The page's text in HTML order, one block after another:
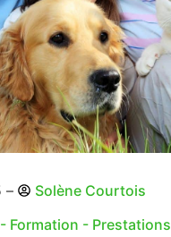
–
Solène Courtois
Formation - Prestations